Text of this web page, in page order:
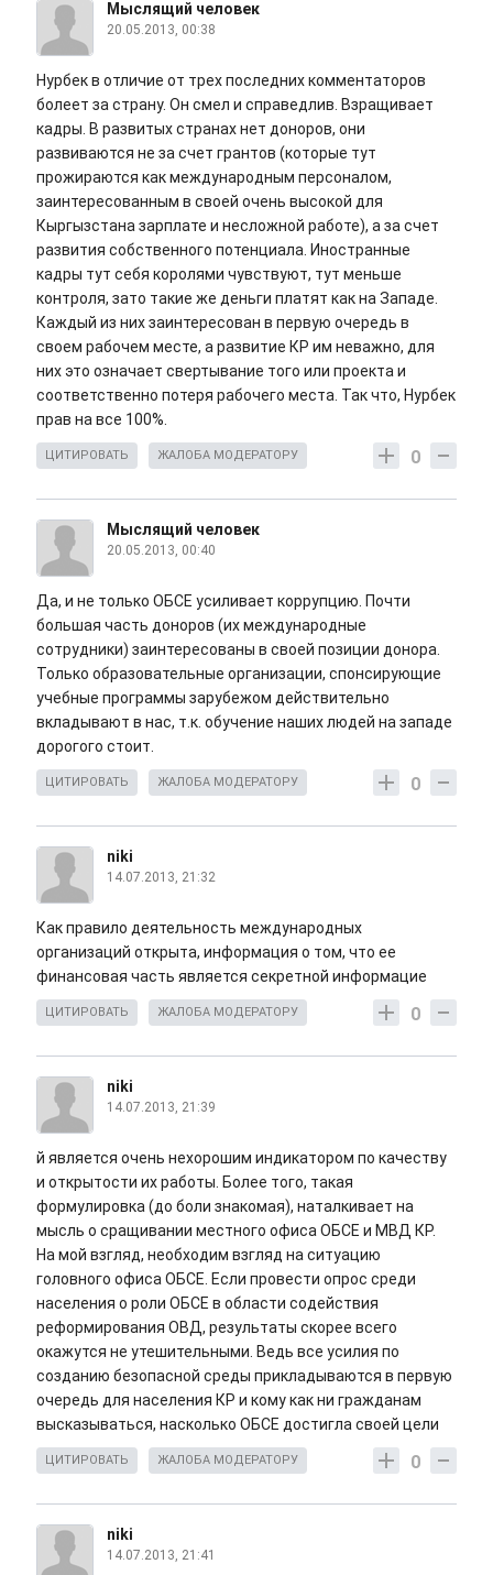
Мыслящий человек
20.05.2013, 00:38
Нурбек в отличие от трех последних комментаторов
болеет за страну. Он смел и справедлив. Взращивает
кадры. В развитых странах нет доноров, они
развиваются не за счет грантов (которые тут
прожираются как международным персоналом,
заинтересованным в своей очень высокой для
Кыргызстана зарплате и несложной работе), а за счет
развития собственного потенциала. Иностранные
кадры тут себя королями чувствуют, тут меньше
контроля, зато такие же деньги платят как на Западе.
Каждый из них заинтересован в первую очередь в
своем рабочем месте, а развитие КР им неважно, для
них это означает свертывание того или проекта и
соответственно потеря рабочего места. Так что, Нурбек
прав на все 100%.
0
ЦИТИРОВАТЬ ЖАЛОБА МОДЕРАТОРУ
Мыслящий человек
20.05.2013, 00:40
Да, и не только ОБСЕ усиливает коррупцию. Почти
большая часть доноров (их международные
сотрудники) заинтересованы в своей позиции донора.
Только образовательные организации, спонсирующие
учебные программы зарубежом действительно
вкладывают в нас, т.к. обучение наших людей на западе
дорогого стоит.
0
ЦИТИРОВАТЬ ЖАЛОБА МОДЕРАТОРУ
niki
14.07.2013, 21:32
Как правило деятельность международных
организаций открыта, информация о том, что ее
финансовая часть является секретной информацие
0
ЦИТИРОВАТЬ ЖАЛОБА МОДЕРАТОРУ
niki
14.07.2013, 21:39
й является очень нехорошим индикатором по качеству
и открытости их работы. Более того, такая
формулировка (до боли знакомая), наталкивает на
мысль о сращивании местного офиса ОБСЕ и МВД КР.
На мой взгляд, необходим взгляд на ситуацию
головного офиса ОБСЕ. Если провести опрос среди
населения о роли ОБСЕ в области содействия
реформирования ОВД, результаты скорее всего
окажутся не утешительными. Ведь все усилия по
созданию безопасной среды прикладываются в первую
очередь для населения КР и кому как ни гражданам
высказываться, насколько ОБСЕ достигла своей цели
0
ЦИТИРОВАТЬ ЖАЛОБА МОДЕРАТОРУ
niki
14.07.2013, 21:41